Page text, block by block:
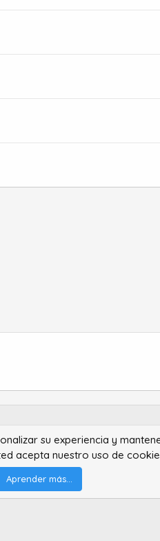
© 2010-2022 XenForo Ltd.
- Premium XF2 Addons
byStylesFactory.pl
su experiencia y
acepta nuestro uso de
Aprender más...